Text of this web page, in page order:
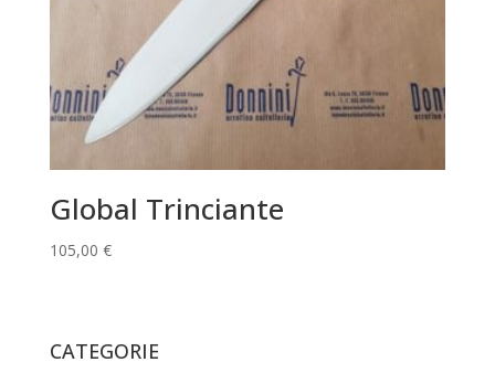
Global Trinciante
105,00 €
CATEGORIE